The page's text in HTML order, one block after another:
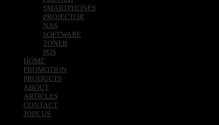
SMARTPHONES
PROJECTOR
NAS
SOFTWARE
TONER
POS
HOME
PROMOTION
PRODUCTS
ABOUT
ARTICLES
CONTACT
JOIN US